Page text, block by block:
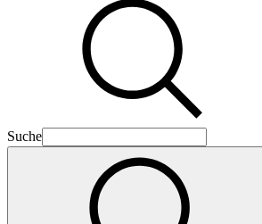
Suche